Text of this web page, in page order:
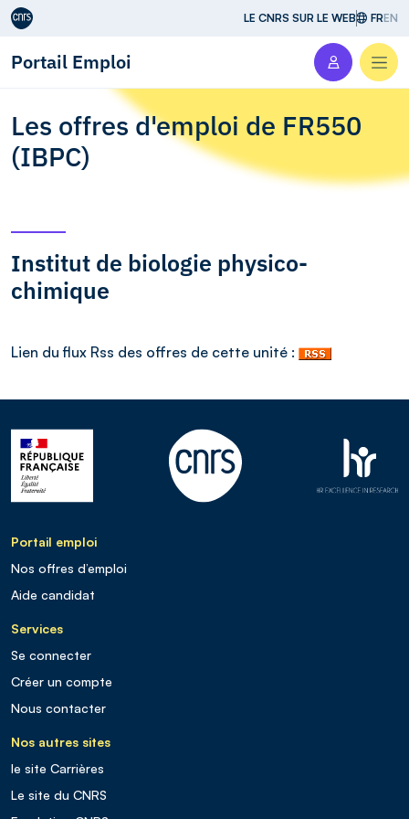
Aller au contenu LE CNRS SUR LE WEB FREN
Portail Emploi
Les offres d'emploi de FR550
(IBPC)
Institut de biologie physico-
chimique
Lien du flux Rss des offres de cette unité :
Portail emploi
Nos offres d’emploi
Aide candidat
Services
Se connecter
Créer un compte
Nous contacter
Nos autres sites
le site Carrières
Le site du CNRS